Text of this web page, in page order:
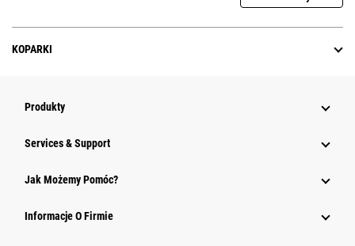
KOPARKI
Produkty
Services & Support
Jak Możemy Pomóc?
Informacje O Firmie